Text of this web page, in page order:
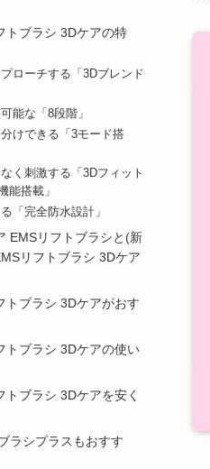
トブラシ 3Dケアの特
ローチする「3Dブレンド
能な「8段階」
けできる「3モード搭
く刺激する「3Dフィット
能搭載」
「完全防水設計」
EMSリフトブラシと(新
リフトブラシ 3Dケア
トブラシ 3Dケアがおす
トブラシ 3Dケアの使い
ブラシ 3Dケアを安く
ラシプラスもおすす